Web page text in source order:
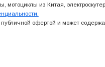
мотоциклы из Китая,
офертой и может